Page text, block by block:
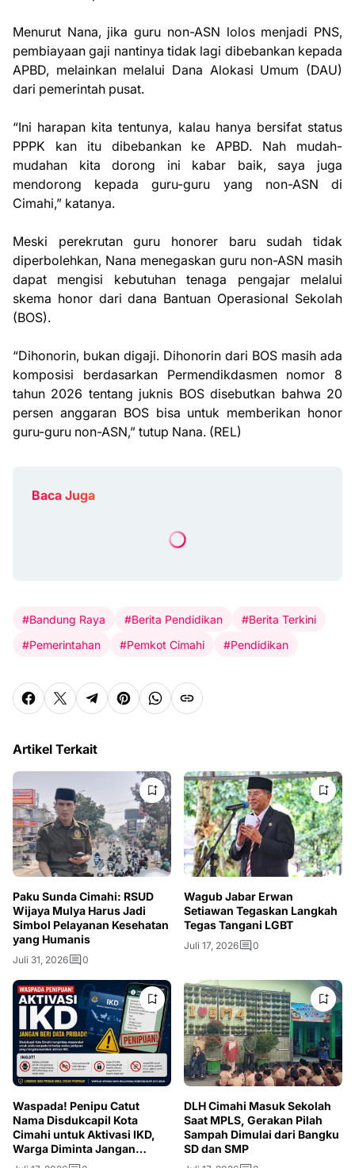
Menurut Nana, jika guru non-ASN lolos menjadi PNS,
pembiayaan gaji nantinya tidak lagi dibebankan kepada
APBD, melainkan melalui Dana Alokasi Umum (DAU)
dari pemerintah pusat.
“Ini harapan kita tentunya, kalau hanya bersifat status
PPPK kan itu dibebankan ke APBD. Nah mudah-
mudahan kita dorong ini kabar baik, saya juga
mendorong kepada guru-guru yang non-ASN di
Cimahi,” katanya.
Meski perekrutan guru honorer baru sudah tidak
diperbolehkan, Nana menegaskan guru non-ASN masih
dapat mengisi kebutuhan tenaga pengajar melalui
skema honor dari dana Bantuan Operasional Sekolah
(BOS).
“Dihonorin, bukan digaji. Dihonorin dari BOS masih ada
komposisi berdasarkan Permendikdasmen nomor 8
tahun 2026 tentang juknis BOS disebutkan bahwa 20
persen anggaran BOS bisa untuk memberikan honor
guru-guru non-ASN,” tutup Nana. (REL)
Baca Juga
#Bandung Raya #Berita Pendidikan
#Berita Terkini
#Pemerintahan
#Pemkot Cimahi #Pendidikan
Artikel Terkait
Paku Sunda Cimahi: RSUD
Wijaya Mulya Harus Jadi
Simbol Pelayanan Kesehatan
yang Humanis
Juli 31, 2026 0
Wagub Jabar Erwan
Setiawan Tegaskan Langkah
Tegas Tangani LGBT
Juli 17, 2026 0
Waspada! Penipu Catut
Nama Disdukcapil Kota
Cimahi untuk Aktivasi IKD,
Warga Diminta Jangan
Berikan OTP
DLH Cimahi Masuk Sekolah
Saat MPLS, Gerakan Pilah
Sampah Dimulai dari Bangku
SD dan SMP